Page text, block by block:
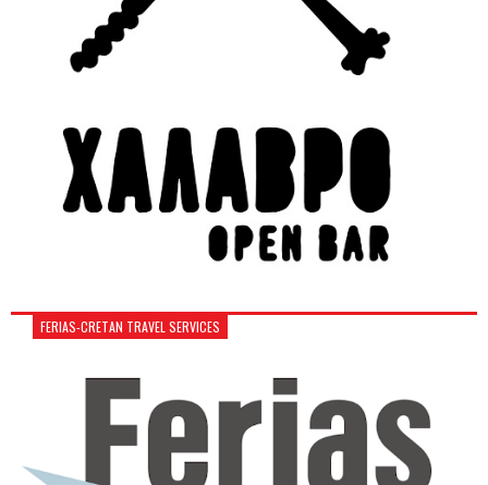
FERIAS-CRETAN TRAVEL SERVICES